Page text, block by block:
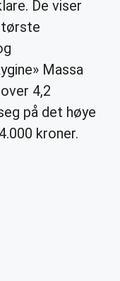
De viser
Massa
4,2
på det høye
kroner.